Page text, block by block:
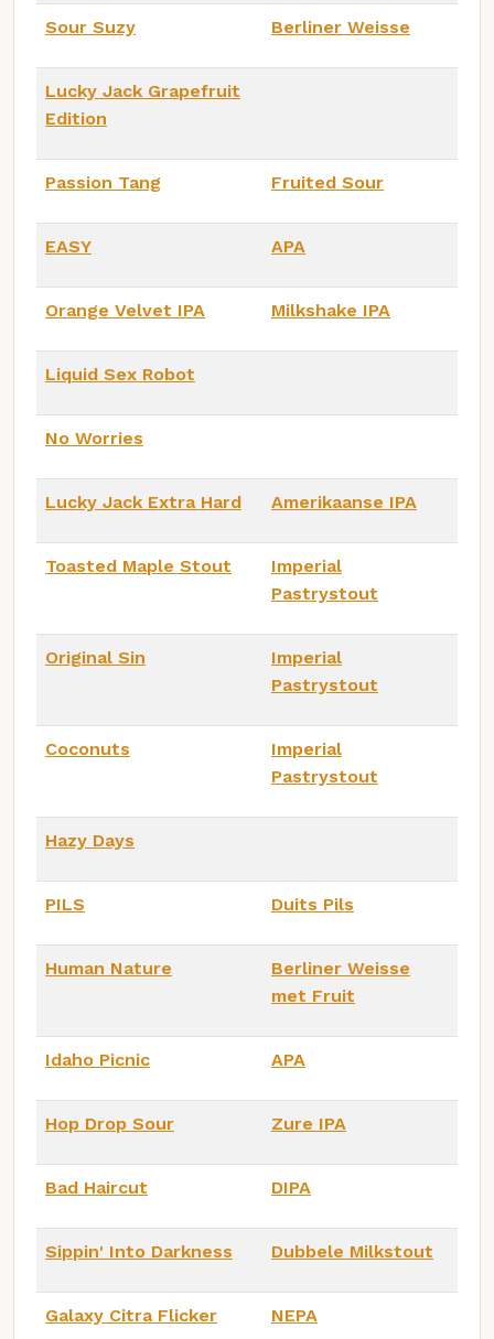
Sour Suzy Berliner Weisse
Lucky Jack Grapefruit
Edition
Passion Tang Fruited Sour
EASY APA
Orange Velvet IPA Milkshake IPA
Liquid Sex Robot
No Worries
Lucky Jack Extra Hard Amerikaanse IPA
Toasted Maple Stout
Imperial
Pastrystout
Original Sin
Imperial
Pastrystout
Coconuts
Imperial
Pastrystout
Hazy Days
PILS Duits Pils
Human Nature
Berliner Weisse
met Fruit
Idaho Picnic APA
Hop Drop Sour Zure IPA
Bad Haircut DIPA
Sippin' Into Darkness Dubbele Milkstout
Galaxy Citra Flicker NEPA